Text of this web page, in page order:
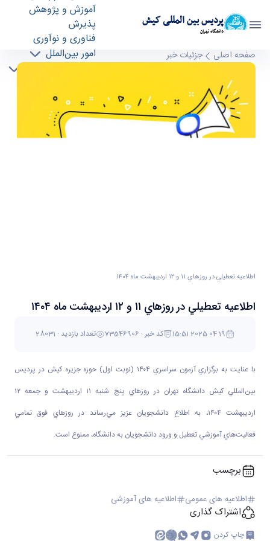
پردیس بین المللی کیش
دانشگاه تهران
آموزش و پژوهش
پذیرش
فناوری و نوآوری
امور بین‌الملل
اطلاعيه تعطيلي در روزهاي ۱۱ و ۱۲ ارديبهشت ماه
۱۴۰۴ - پردیس بین المللی کیش kish
صفحه اصلی جزئیات خبر
اطلاعيه تعطيلي در روزهاي ۱۱ و ۱۲ ارديبهشت ماه ۱۴۰۴
اطلاعيه تعطيلي در روزهاي ۱۱ و ۱۲ ارديبهشت ماه ۱۴۰۴
30 فروردین 1404 15:51 کد خبر : 73546906 تعداد بازدید : 28031
با عنايت به برگزاري آزمون سراسري ۱۴۰۴ (نوبت اول) حوزه جزيره كيش در پرديس
بين‌المللي كيش دانشگاه تهران در روزهاي پنج شنبه ۱۱ ارديبهشت و جمعه ۱۲
ارديبهشت ۱۴۰۴، به اطلاع دانشجويان عزيز مي‌رساند در روزهاي فوق تمامي
فعاليت‌هاي آموزشي تعطيل و ورود دانشجويان به دانشگاه، ممنوع است.
برچسب
اطلاعیه های عمومی اطلاعیه های آموزشی
اشتراک گذاری
چاپ کردن